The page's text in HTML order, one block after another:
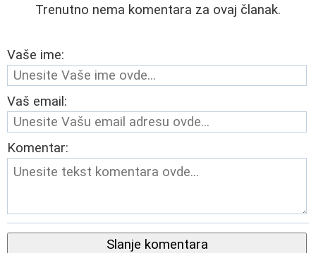
Trenutno nema komentara za ovaj članak.
Vaše ime:
Vaš email:
Komentar:
Slanje komentara